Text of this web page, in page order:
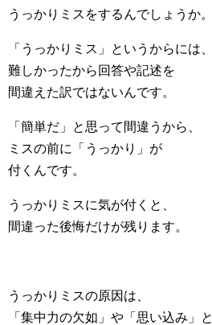
うっかりミスをするんでしょうか。
「うっかりミス」というからには、
難しかったから回答や記述を
間違えた訳ではないんです。
「簡単だ」と思って間違うから、
ミスの前に「うっかり」が
付くんです。
うっかりミスに気が付くと、
間違った後悔だけが残ります。
うっかりミスの原因は、
「集中力の欠如」や「思い込み」と